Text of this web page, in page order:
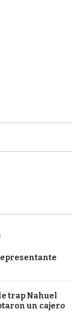
trap Nahuel
un cajero